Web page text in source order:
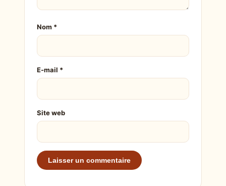
Nom *
E-mail *
Site web